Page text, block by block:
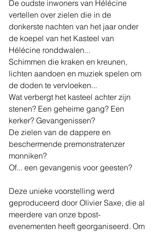
De oudste inwoners van Hélécine
vertellen over zielen die in de
donkerste nachten van het jaar onder
de koepel van het Kasteel van
Hélécine ronddwalen...
Schimmen die kraken en kreunen,
lichten aandoen en muziek spelen om
de doden te vervloeken...
Wat verbergt het kasteel achter zijn
stenen? Een geheime gang? Een
kerker? Gevangenissen?
De zielen van de dappere en
beschermende premonstratenzer
monniken?
Of... een gevangenis voor geesten?
Deze unieke voorstelling werd
geproduceerd door Olivier Saxe, die al
meerdere van onze bpost-
evenementen heeft georganiseerd. Om